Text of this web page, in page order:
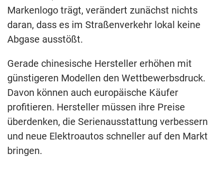
Markenlogo trägt, verändert zunächst nichts
daran, dass es im Straßenverkehr lokal keine
Abgase ausstößt.
Gerade chinesische Hersteller erhöhen mit
günstigeren Modellen den Wettbewerbsdruck.
Davon können auch europäische Käufer
profitieren. Hersteller müssen ihre Preise
überdenken, die Serienausstattung verbessern
und neue Elektroautos schneller auf den Markt
bringen.